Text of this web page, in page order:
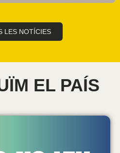
LES NOTÍCIES
EL PAÍS